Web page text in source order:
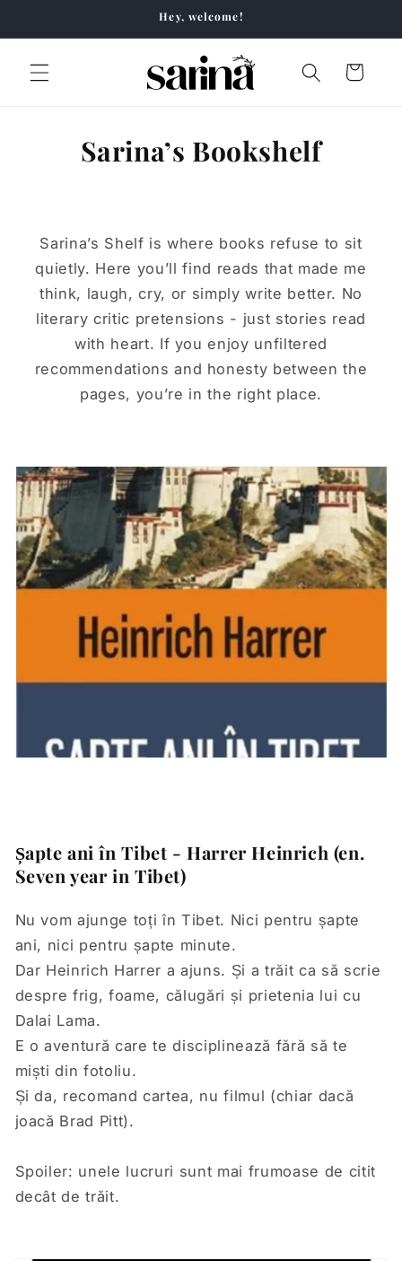
Hey, welcome!
Cart
Sarina’s Bookshelf
Sarina’s Shelf is where books refuse to sit
quietly. Here you’ll find reads that made me
think, laugh, cry, or simply write better. No
literary critic pretensions - just stories read
with heart. If you enjoy unfiltered
recommendations and honesty between the
pages, you’re in the right place.
Șapte ani în Tibet - Harrer Heinrich (en.
Seven year in Tibet)
Nu vom ajunge toți în Tibet. Nici pentru șapte
ani, nici pentru șapte minute.
Dar Heinrich Harrer a ajuns. Și a trăit ca să scrie
despre frig, foame, călugări și prietenia lui cu
Dalai Lama.
E o aventură care te disciplinează fără să te
miști din fotoliu.
Și da, recomand cartea, nu filmul (chiar dacă
joacă Brad Pitt).
Spoiler: unele lucruri sunt mai frumoase de citit
decât de trăit.